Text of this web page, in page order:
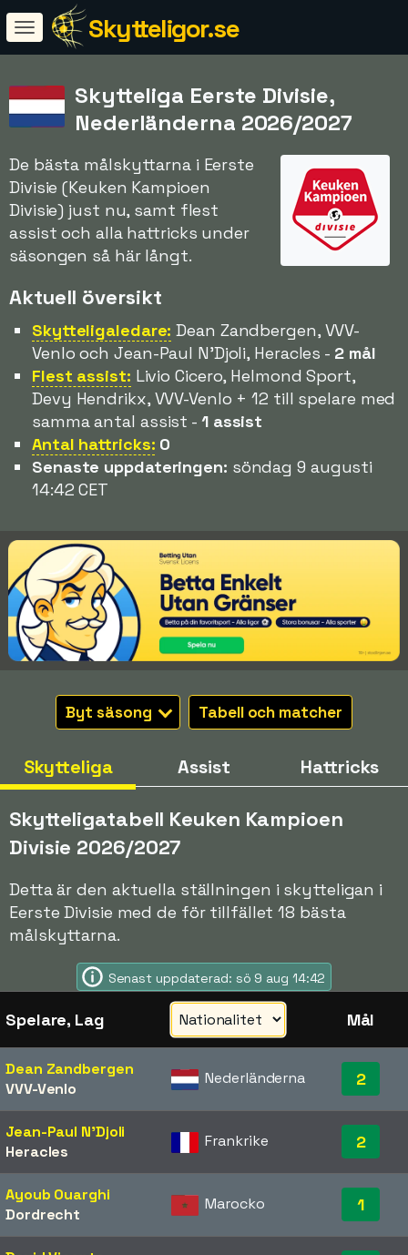
Skytteligor.se
Skytteliga Eerste Divisie,
Nederländerna 2026/2027
De bästa målskyttarna i Eerste
Divisie (Keuken Kampioen
Divisie) just nu, samt flest
assist och alla hattricks under
säsongen så här långt.
Aktuell översikt
Skytteligaledare: Dean Zandbergen, VVV-
Venlo och Jean-Paul N'Djoli, Heracles - 2 mål
Flest assist: Livio Cicero, Helmond Sport,
Devy Hendrikx, VVV-Venlo + 12 till spelare med
samma antal assist - 1 assist
Antal hattricks: 0
Senaste uppdateringen: söndag 9 augusti
14:42 CET
Byt säsong Tabell och matcher
Skytteliga Assist Hattricks
Skytteligatabell Keuken Kampioen
Divisie 2026/2027
Detta är den aktuella ställningen i skytteligan i
Eerste Divisie med de för tillfället 18 bästa
målskyttarna.
Senast uppdaterad: sö 9 aug 14:42
Spelare, Lag Mål
Dean Zandbergen
VVV-Venlo
Nederländerna 2
Jean-Paul N'Djoli
Heracles
Frankrike 2
Ayoub Ouarghi
Dordrecht
Marocko 1